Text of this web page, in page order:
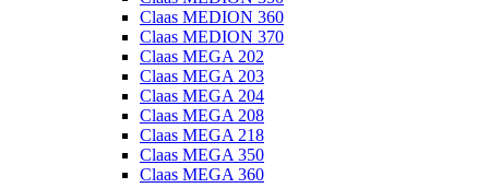
Claas MEDION 360
Claas MEDION 370
Claas MEGA 202
Claas MEGA 203
Claas MEGA 204
Claas MEGA 208
Claas MEGA 218
Claas MEGA 350
Claas MEGA 360